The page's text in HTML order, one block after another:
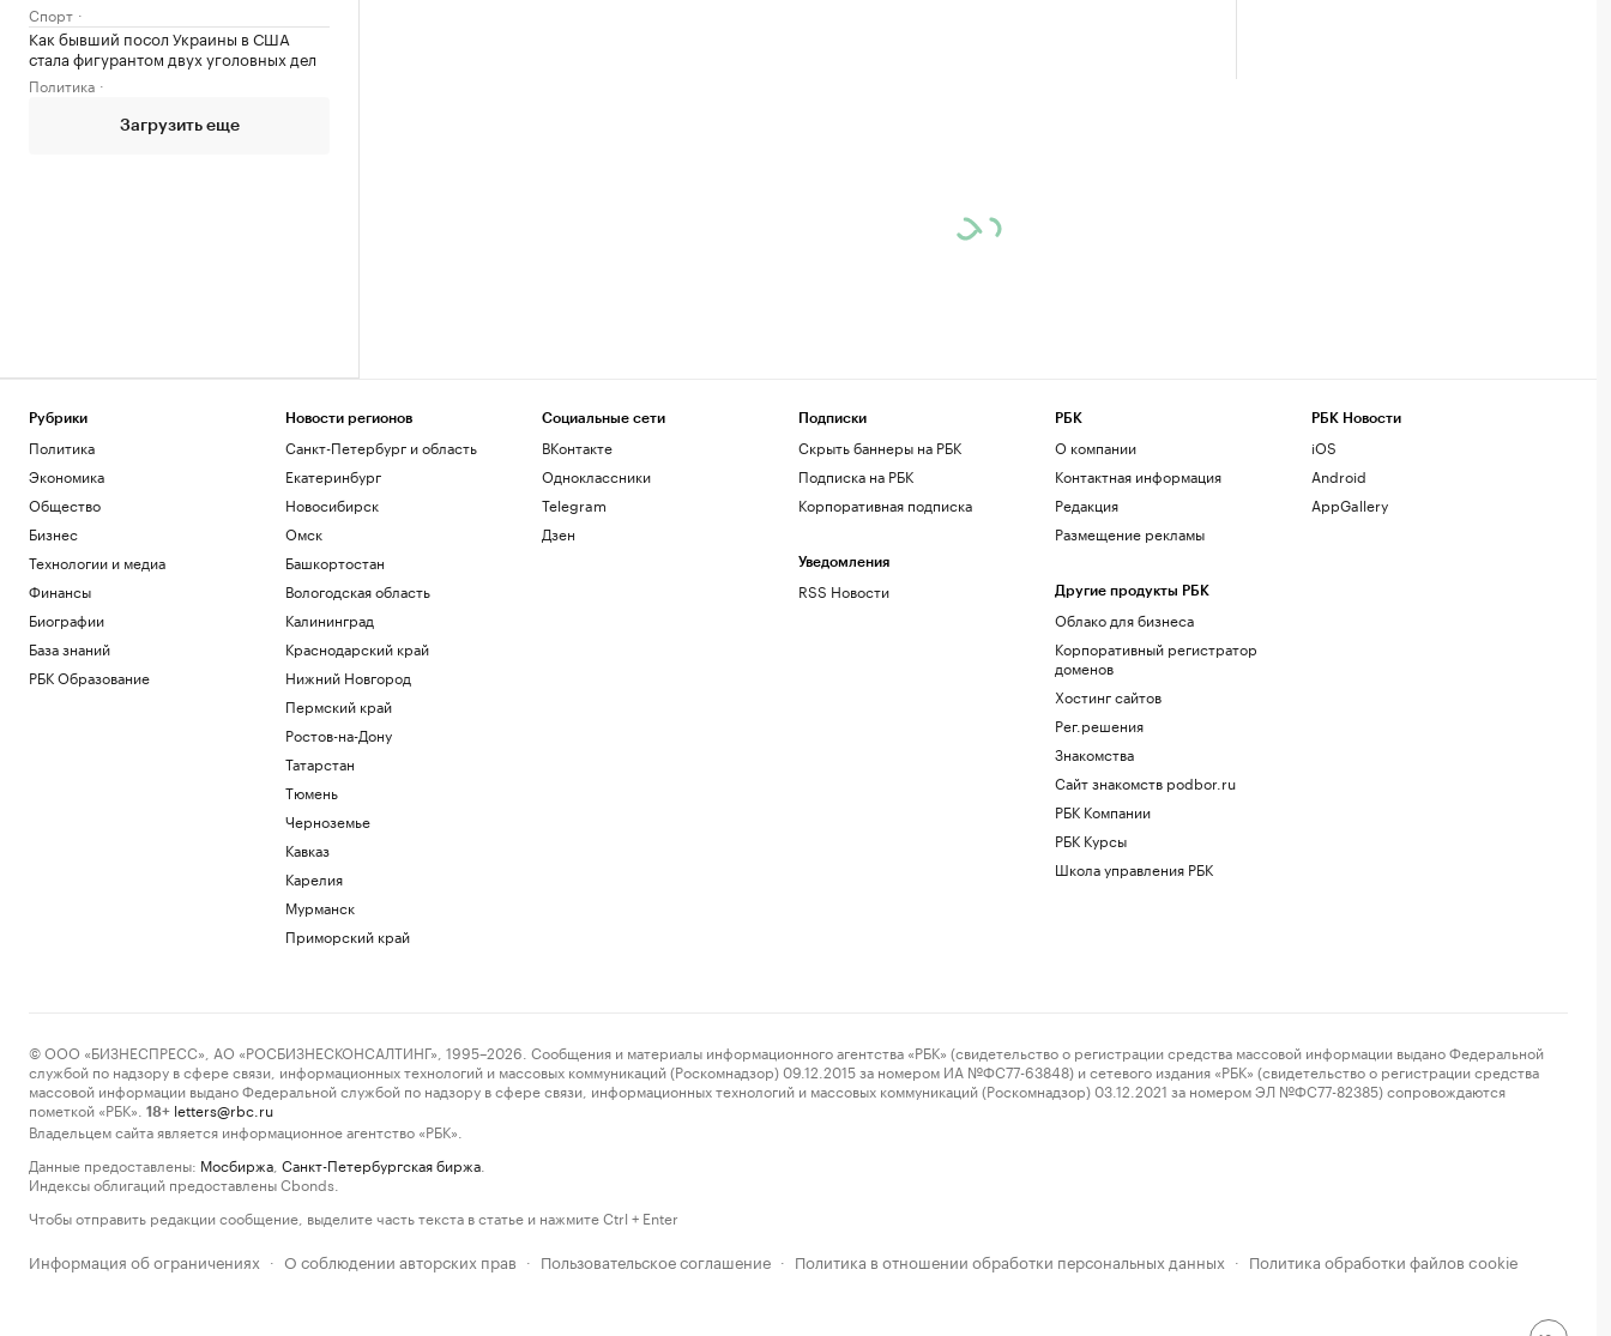
Спорт
Как бывший посол Украины в США
стала фигурантом двух уголовных дел
Политика
Загрузить еще
Рубрики
Политика
Экономика
Общество
Бизнес
Технологии и медиа
Финансы
Биографии
База знаний
РБК Образование
Новости регионов
Санкт-Петербург и область
Екатеринбург
Новосибирск
Омск
Башкортостан
Вологодская область
Калининград
Краснодарский край
Нижний Новгород
Пермский край
Ростов-на-Дону
Татарстан
Тюмень
Черноземье
Кавказ
Карелия
Мурманск
Приморский край
Социальные сети
ВКонтакте
Одноклассники
Telegram
Дзен
Подписки
Скрыть баннеры на РБК
Подписка на РБК
Корпоративная подписка
Уведомления
RSS Новости
РБК
О компании
Контактная информация
Редакция
Размещение рекламы
Другие продукты РБК
Облако для бизнеса
Корпоративный регистратор
доменов
Хостинг сайтов
Рег.решения
Знакомства
Сайт знакомств podbor.ru
РБК Компании
РБК Курсы
Школа управления РБК
РБК Новости
iOS
Android
AppGallery
© ООО «БИЗНЕСПРЕСС», АО «РОСБИЗНЕСКОНСАЛТИНГ», 1995–2026. Сообщения и материалы информационного агентства «РБК» (свидетельство о регистрации средства массовой информации выдано Федеральной
службой по надзору в сфере связи, информационных технологий и массовых коммуникаций (Роскомнадзор) 09.12.2015 за номером ИА №ФС77-63848) и сетевого издания «РБК» (свидетельство о регистрации средства
массовой информации выдано Федеральной службой по надзору в сфере связи, информационных технологий и массовых коммуникаций (Роскомнадзор) 03.12.2021 за номером ЭЛ №ФС77-82385) сопровождаются
пометкой «РБК».
18+ letters@rbc.ru
Владельцем сайта является информационное агентство «РБК».
Данные предоставлены: Мосбиржа Санкт-Петербургская биржа
Индексы облигаций предоставлены Cbonds.
Чтобы отправить редакции сообщение, выделите часть текста в статье и нажмите Ctrl + Enter
Информация об ограничениях · О соблюдении авторских прав · Пользовательское соглашение · Политика в отношении обработки персональных данных · Политика обработки файлов cookie